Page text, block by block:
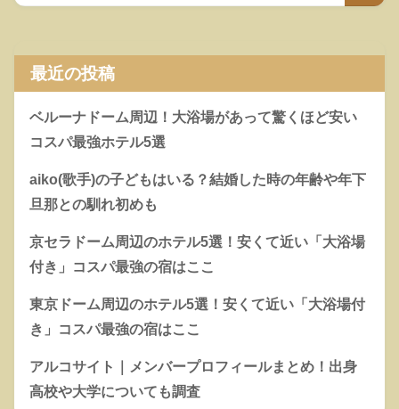
最近の投稿
ベルーナドーム周辺！大浴場があって驚くほど安い
コスパ最強ホテル5選
aiko(歌手)の子どもはいる？結婚した時の年齢や年下
旦那との馴れ初めも
京セラドーム周辺のホテル5選！安くて近い「大浴場
付き」コスパ最強の宿はここ
東京ドーム周辺のホテル5選！安くて近い「大浴場付
き」コスパ最強の宿はここ
アルコサイト｜メンバープロフィールまとめ！出身
高校や大学についても調査